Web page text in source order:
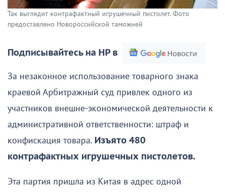
Так выглядит контрафактный игрушечный пистолет. Фото
предоставлено Новороссийской таможней
Подписывайтесь на НР в
За незаконное использование товарного знака
краевой Арбитражный суд привлек одного из
участников внешне-экономической деятельности к
административной ответственности: штраф и
конфискация товара. Изъято 480
контрафактных игрушечных пистолетов.
Эта партия пришла из Китая в адрес одной